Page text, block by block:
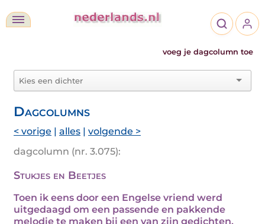
voeg je dagcolumn toe
Dagcolumns
< vorige | alles | volgende >
dagcolumn (nr. 3.075):
Stukjes en Beetjes
Toen ik eens door een Engelse vriend werd
uitgedaagd om een passende en pakkende
melodie te maken bij een van zijn gedichten,